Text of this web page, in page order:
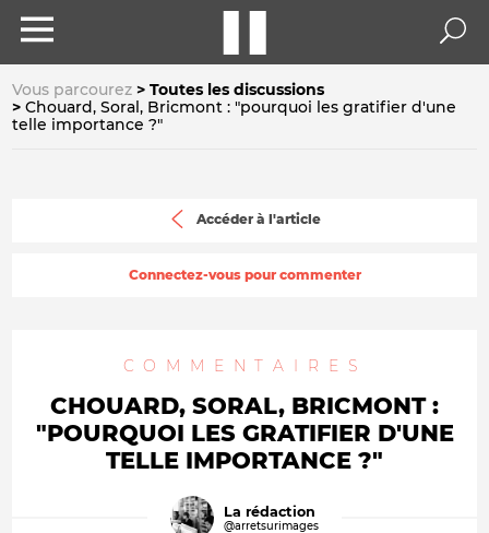
Vous parcourez
Toutes les discussions
Chouard, Soral, Bricmont : "pourquoi les gratifier d'une
telle importance ?"
Accéder à l'article
Connectez-vous pour commenter
COMMENTAIRES
CHOUARD, SORAL, BRICMONT :
"POURQUOI LES GRATIFIER D'UNE
TELLE IMPORTANCE ?"
La rédaction
@arretsurimages